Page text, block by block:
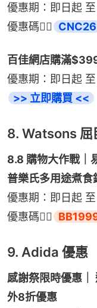
優惠期：即日起
優惠碼👉🏻
CNC26
百佳網店購滿
優惠期：即日起
>> 立即購買 <<
8. Watsons 屈
8.8 購物大作戰｜
普樂氏多用途煮食
優惠期：即日起
優惠碼👉🏻
9. Adida 優惠
感謝祭限時優惠
外8折優惠